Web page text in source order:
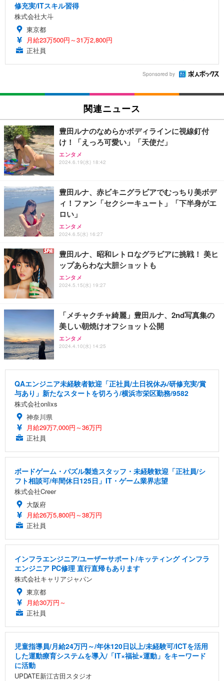
修充実/ITスキル習得
株式会社大斗
東京都
月給23万500円～31万2,800円
正社員
Sponsored by
関連ニュース
豊田ルナのなめらかボディラインに視線釘付
け！「えっろ可愛い」「天使だ」
エンタメ
2024.6.19(水) 18:42
豊田ルナ、赤ビキニグラビアでむっちり美ボデ
ィ！ファン「セクシーキュート」「下半身がエ
ロい」
エンタメ
2024.6.5(水) 16:27
豊田ルナ、昭和レトロなグラビアに挑戦！ 美ヒ
ップあらわな大胆ショットも
エンタメ
2024.5.15(水) 19:27
「メチャクチャ綺麗」豊田ルナ、2nd写真集の
美しい朝焼けオフショット公開
エンタメ
2024.4.10(水) 14:25
QAエンジニア未経験者歓迎「正社員/土日祝休み/研修充実/賞
与あり」新たなスタートを切ろう/横浜市栄区勤務/9582
株式会社onlixs
神奈川県
月給29万7,000円～36万円
正社員
ボードゲーム・パズル製造スタッフ・未経験歓迎「正社員/シ
フト相談可/年間休日125日」IT・ゲーム業界志望
株式会社Creer
大阪府
月給26万5,800円～38万円
正社員
インフラエンジニア/ユーザーサポート/キッティング インフラ
エンジニア PC修理 直行直帰もあります
株式会社キャリアジャパン
東京都
月給30万円～
正社員
児童指導員/月給24万円～/年休120日以上/未経験可/ICTを活用
した運動療育システムを導入/「IT×福祉×運動」をキーワード
に活動
UPDATE新江古田スタジオ